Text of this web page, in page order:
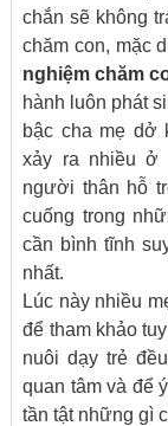
chắn sẽ không
chăm con, mặc
nghiệm chăm
hành luôn phát
bậc cha mẹ dở
xảy ra nhiều ở
người thân hỗ
cuống trong
cần bình tĩnh
nhất.
Lúc này nhiều
để tham khảo
nuôi dạy trẻ
quan tâm và để
tần tật những gì